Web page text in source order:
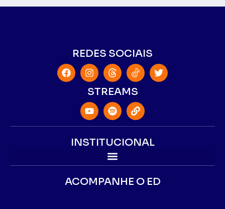
REDES SOCIAIS
STREAMS
INSTITUCIONAL
ACOMPANHE O ED